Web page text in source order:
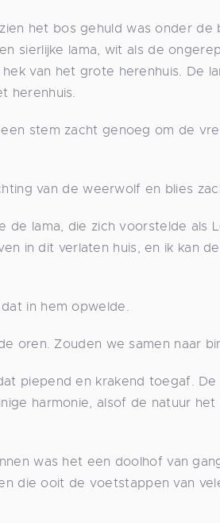
het bos gehuld was onder de
sierlijke lama, wit als de
van het grote herenhuis. De
herenhuis.
stem zacht genoeg om de
van de weerwolf en blies
lama, die zich voorstelde als
in dit verlaten huis, en ik kan
in hem opwelde.
oren. Zouden we samen naar
piepend en krakend toegaf.
harmonie, alsof de natuur het
was het een doolhof van
die ooit de voetstappen van